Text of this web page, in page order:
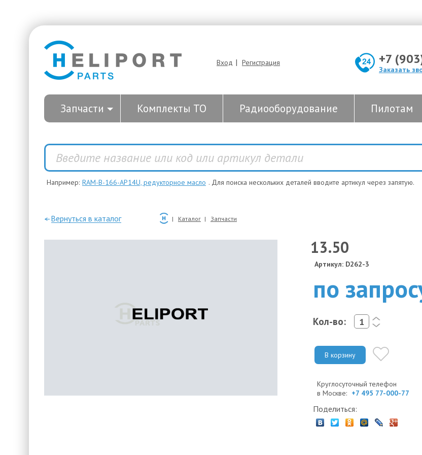
Вход | Регистрация +7
Заказать
Запчасти Комплекты ТО Радиооборудование Пилотам
Например: RAM-B-166-AP14U, редукторное масло . Для поиска нескольких деталей вводите артикул через запятую.
—Вернуться в каталог Каталог Запчасти
13.50
Артикул: D262-3
по
Кол-во:
<
>
В корзину
Круглосуточный телефон
в Москве: +7 495 77-000-77
Поделиться: